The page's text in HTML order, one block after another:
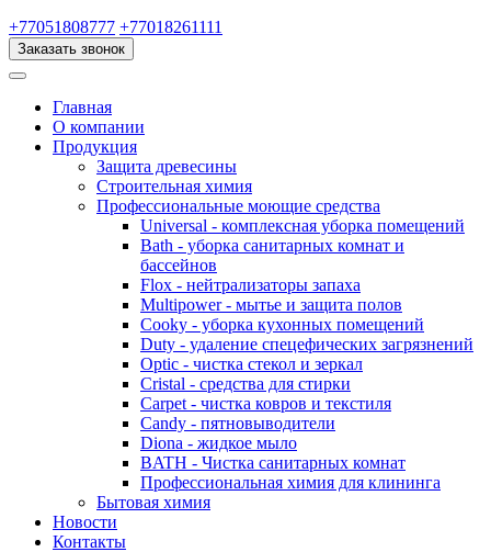
+77051808777 +77018261111
Заказать звонок
Главная
О компании
Продукция
Защита древесины
Строительная химия
Профессиональные моющие средства
Universal - комплексная уборка помещений
Bath - уборка санитарных комнат и
бассейнов
Flox - нейтрализаторы запаха
Multipower - мытье и защита полов
Cooky - уборка кухонных помещений
Duty - удаление спецефических загрязнений
Optic - чистка стекол и зеркал
Cristal - средства для стирки
Carpet - чистка ковров и текстиля
Candy - пятновыводители
Diona - жидкое мыло
BATH - Чистка санитарных комнат
Профессиональная химия для клининга
Бытовая химия
Новости
Контакты